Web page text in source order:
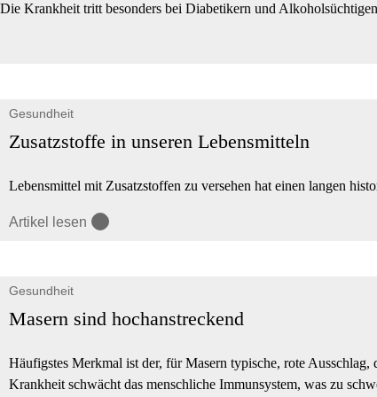
Die Krankheit tritt besonders bei Diabetikern und
Gesundheit
Zusatzstoffe in unseren Lebensmitteln
Lebensmittel mit Zusatzstoffen zu versehen hat einen langen
Artikel lesen
Gesundheit
Masern sind hochanstreckend
Häufigstes Merkmal ist der, für Masern typische, rote
Krankheit schwächt das menschliche Immunsystem, was zu